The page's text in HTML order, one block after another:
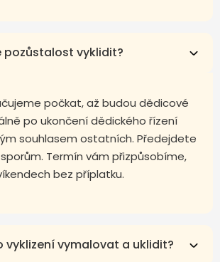
pozůstalost vyklidit?
počkat, až budou dědicové
po ukončení dědického řízení
souhlasem ostatních. Předejdete
Termín vám přizpůsobíme,
bez příplatku.
vyklizení vymalovat a uklidit?